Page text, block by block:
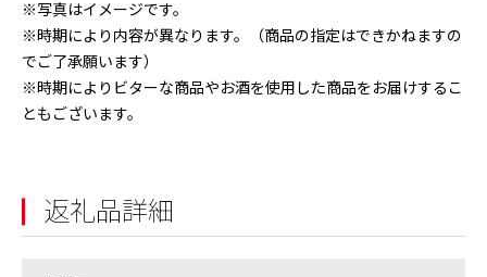
※写真はイメージです。
※時期により内容が異なります。（商品の指定はできかねますの
でご了承願います）
※時期によりビターな商品やお酒を使用した商品をお届けするこ
ともございます。
返礼品詳細